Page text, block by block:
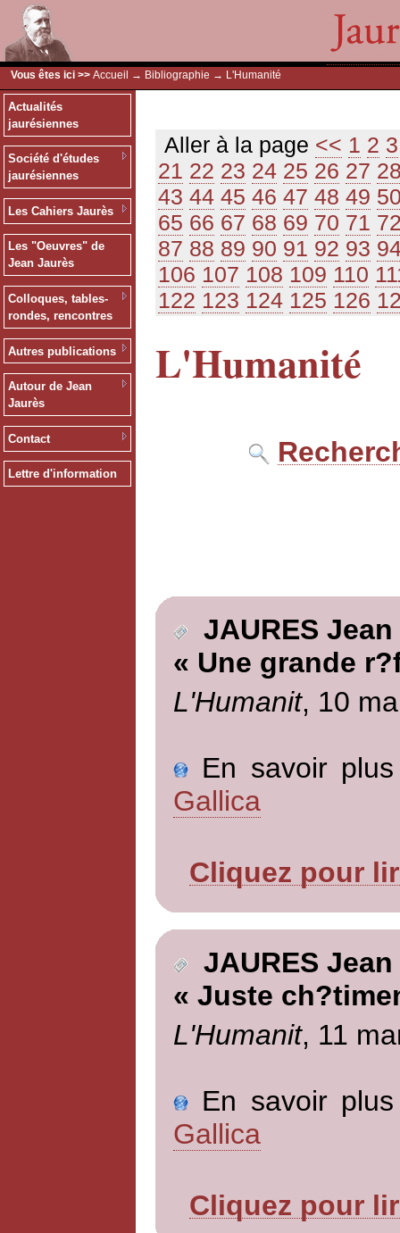
Vous êtes ici >> Accueil → Bibliographie → L'Humanité
Actualités
jaurésiennes
Société d'études
jaurésiennes
Les Cahiers Jaurès
Les "Oeuvres" de
Jean Jaurès
Colloques, tables-
rondes, rencontres
Autres publications
Autour de Jean
Jaurès
Contact
Lettre d'information
Aller à la page << 1 2 3
21 22 23 24 25 26 27
43 44 45 46 47 48 49
65 66 67 68 69 70 71
87 88 89 90 91 92 93
106 107 108 109 110
122 123 124 125 126
L'Humanité
JAURES Jean
« Une grande
L'Humanit, 10
En savoir
Gallica
Cliquez pour
JAURES Jean
« Juste
L'Humanit, 11
En savoir
Gallica
Cliquez pour